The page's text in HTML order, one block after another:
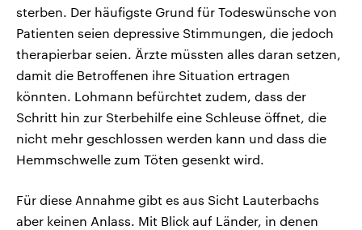
sterben. Der häufigste Grund für Todeswünsche von
Patienten seien depressive Stimmungen, die jedoch
therapierbar seien. Ärzte müssten alles daran setzen,
damit die Betroffenen ihre Situation ertragen
könnten. Lohmann befürchtet zudem, dass der
Schritt hin zur Sterbehilfe eine Schleuse öffnet, die
nicht mehr geschlossen werden kann und dass die
Hemmschwelle zum Töten gesenkt wird.
Für diese Annahme gibt es aus Sicht Lauterbachs
aber keinen Anlass. Mit Blick auf Länder, in denen